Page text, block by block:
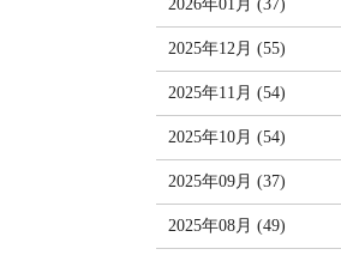
2026年01月 (37)
2025年12月 (55)
2025年11月 (54)
2025年10月 (54)
2025年09月 (37)
2025年08月 (49)